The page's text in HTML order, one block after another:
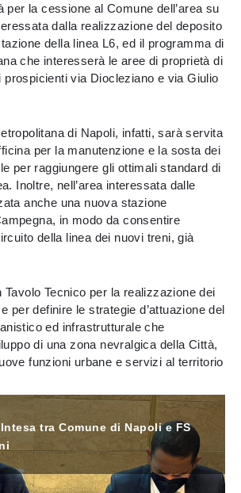
per la cessione al Comune dell’area su
dalla realizzazione del deposito
della linea L6, ed il programma di
che interesserà le aree di proprietà di
prospicienti via Diocleziano e via Giulio
di Napoli, infatti, sarà servita
per la manutenzione e la sosta dei
per raggiungere gli ottimali standard di
Inoltre, nell’area interessata dalle
anche una nuova stazione
in modo da consentire
della linea dei nuovi treni, già
Tavolo Tecnico per la realizzazione dei
per definire le strategie d’attuazione del
ed infrastrutturale che
di una zona nevralgica della Città,
funzioni urbane e servizi al territorio
tra Comune di Napoli e FS